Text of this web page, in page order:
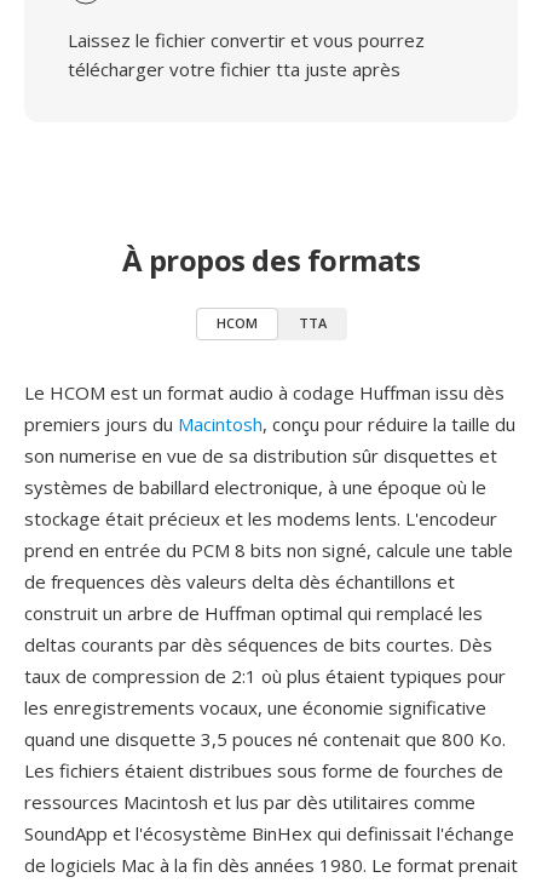
Laissez le fichier convertir et vous pourrez
télécharger votre fichier tta juste après
À propos des formats
HCOM TTA
Le HCOM est un format audio à codage Huffman issu dès
premiers jours du Macintosh, conçu pour réduire la taille du
son numerise en vue de sa distribution sûr disquettes et
systèmes de babillard electronique, à une époque où le
stockage était précieux et les modems lents. L'encodeur
prend en entrée du PCM 8 bits non signé, calcule une table
de frequences dès valeurs delta dès échantillons et
construit un arbre de Huffman optimal qui remplacé les
deltas courants par dès séquences de bits courtes. Dès
taux de compression de 2:1 où plus étaient typiques pour
les enregistrements vocaux, une économie significative
quand une disquette 3,5 pouces né contenait que 800 Ko.
Les fichiers étaient distribues sous forme de fourches de
ressources Macintosh et lus par dès utilitaires comme
SoundApp et l'écosystème BinHex qui definissait l'échange
de logiciels Mac à la fin dès années 1980. Le format prenait